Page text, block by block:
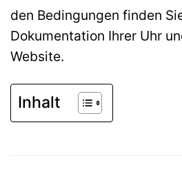
den Bedingungen finden
Dokumentation Ihrer Uhr
Website.
Inhalt